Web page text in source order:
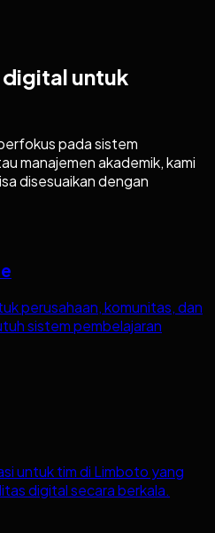
untuk
pada sistem
manajemen akademik, kami
disesuaikan dengan
perusahaan, komunitas, dan
sistem pembelajaran
untuk tim di Limboto yang
digital secara berkala.